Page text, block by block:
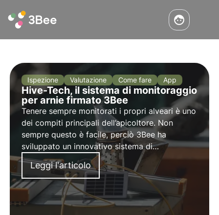
Ispezione Valutazione Come fare App
Hive-Tech, il sistema di monitoraggio
per arnie firmato 3Bee
Tenere sempre monitorati i propri alveari è uno
dei compiti principali dell’apicoltore. Non
sempre questo è facile, perciò 3Bee ha
sviluppato un innovativo sistema di
monitoraggio per arnie in grado di aiutare sia
gli apicoltori sia le api. Scopri Hive-Tech!
Leggi l'articolo